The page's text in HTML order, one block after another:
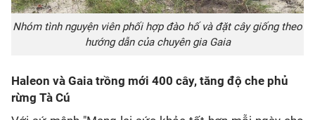
Nhóm tình nguyện viên phối hợp đào hố và đặt cây giống theo
hướng dẫn của chuyên gia Gaia
Haleon và Gaia trồng mới 400 cây, tăng độ che phủ
rừng Tà Cú